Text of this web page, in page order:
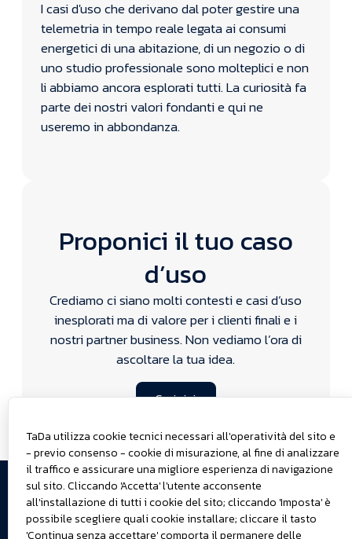
TaDa utilizza cookie tecnici necessari all'operatività del sito e
- previo consenso - cookie di misurazione, al fine di analizzare
il traffico e assicurare una migliore esperienza di navigazione
sul sito. Cliccando 'Accetta' l'utente acconsente
all'installazione di tutti i cookie del sito; cliccando 'Imposta' è
possibile scegliere quali cookie installare; cliccare il tasto
'Continua senza accettare' comporta il permanere delle
I casi d'uso che derivano dal poter gestire una
telemetria in tempo reale legata ai consumi
energetici di una abitazione, di un negozio o di
uno studio professionale sono molteplici e non
li abbiamo ancora esplorati tutti. La curiosità fa
parte dei nostri valori fondanti e qui ne
useremo in abbondanza.
Proponici il tuo caso
d’uso
Crediamo ci siano molti contesti e casi d’uso
inesplorati ma di valore per i clienti finali e i
nostri partner business. Non vediamo l’ora di
ascoltare la tua idea.
Scrivici
Scrivici
© 2025
TaDa S.r.l.
Dati
societari
Teniamoci
in
contatto
Dove ci
Cose di
lavoro
Chi
cerchiamo